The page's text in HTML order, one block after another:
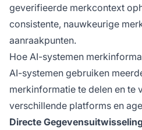
geverifieerde merkcontext
consistente, nauwkeurige
aanraakpunten.
Hoe AI-systemen
AI-systemen gebruiken
merkinformatie te delen en te
verschillende platforms en
Directe Gegevensuitwisseling